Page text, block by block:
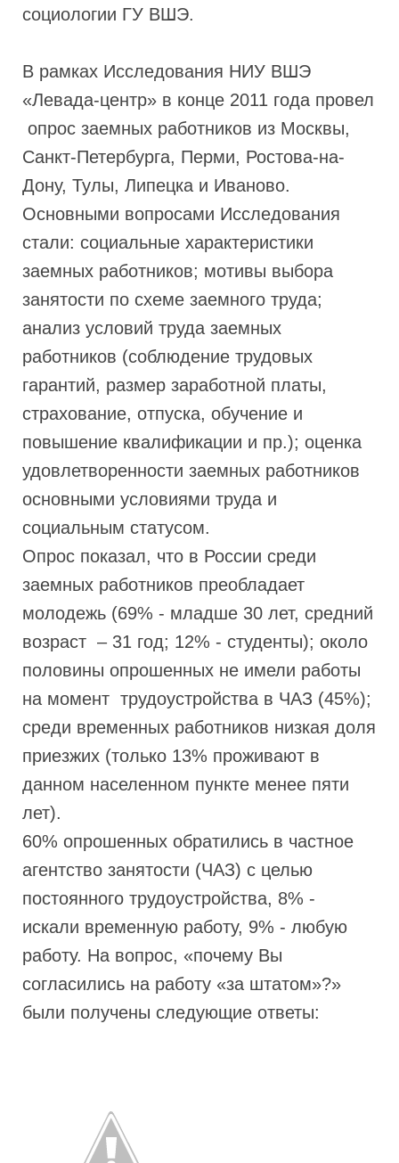
социологии ГУ ВШЭ.
В рамках Исследования НИУ ВШЭ
«Левада-центр» в конце 2011 года провел
опрос заемных работников из Москвы,
Санкт-Петербурга, Перми, Ростова-на-
Дону, Тулы, Липецка и Иваново.
Основными вопросами Исследования
стали: социальные характеристики
заемных работников; мотивы выбора
занятости по схеме заемного труда;
анализ условий труда заемных
работников (соблюдение трудовых
гарантий, размер заработной платы,
страхование, отпуска, обучение и
повышение квалификации и пр.); оценка
удовлетворенности заемных работников
основными условиями труда и
социальным статусом.
Опрос показал, что в России среди
заемных работников преобладает
молодежь (69% - младше 30 лет, средний
возраст – 31 год; 12% - студенты); около
половины опрошенных не имели работы
на момент трудоустройства в ЧАЗ (45%);
среди временных работников низкая доля
приезжих (только 13% проживают в
данном населенном пункте менее пяти
лет).
60% опрошенных обратились в частное
агентство занятости (ЧАЗ) с целью
постоянного трудоустройства, 8% -
искали временную работу, 9% - любую
работу. На вопрос, «почему Вы
согласились на работу «за штатом»?»
были получены следующие ответы: